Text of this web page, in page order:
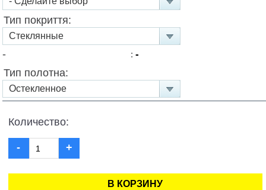
Тип покриття:
- : -
Тип полотна:
Количество:
+
-
В КОРЗИНУ